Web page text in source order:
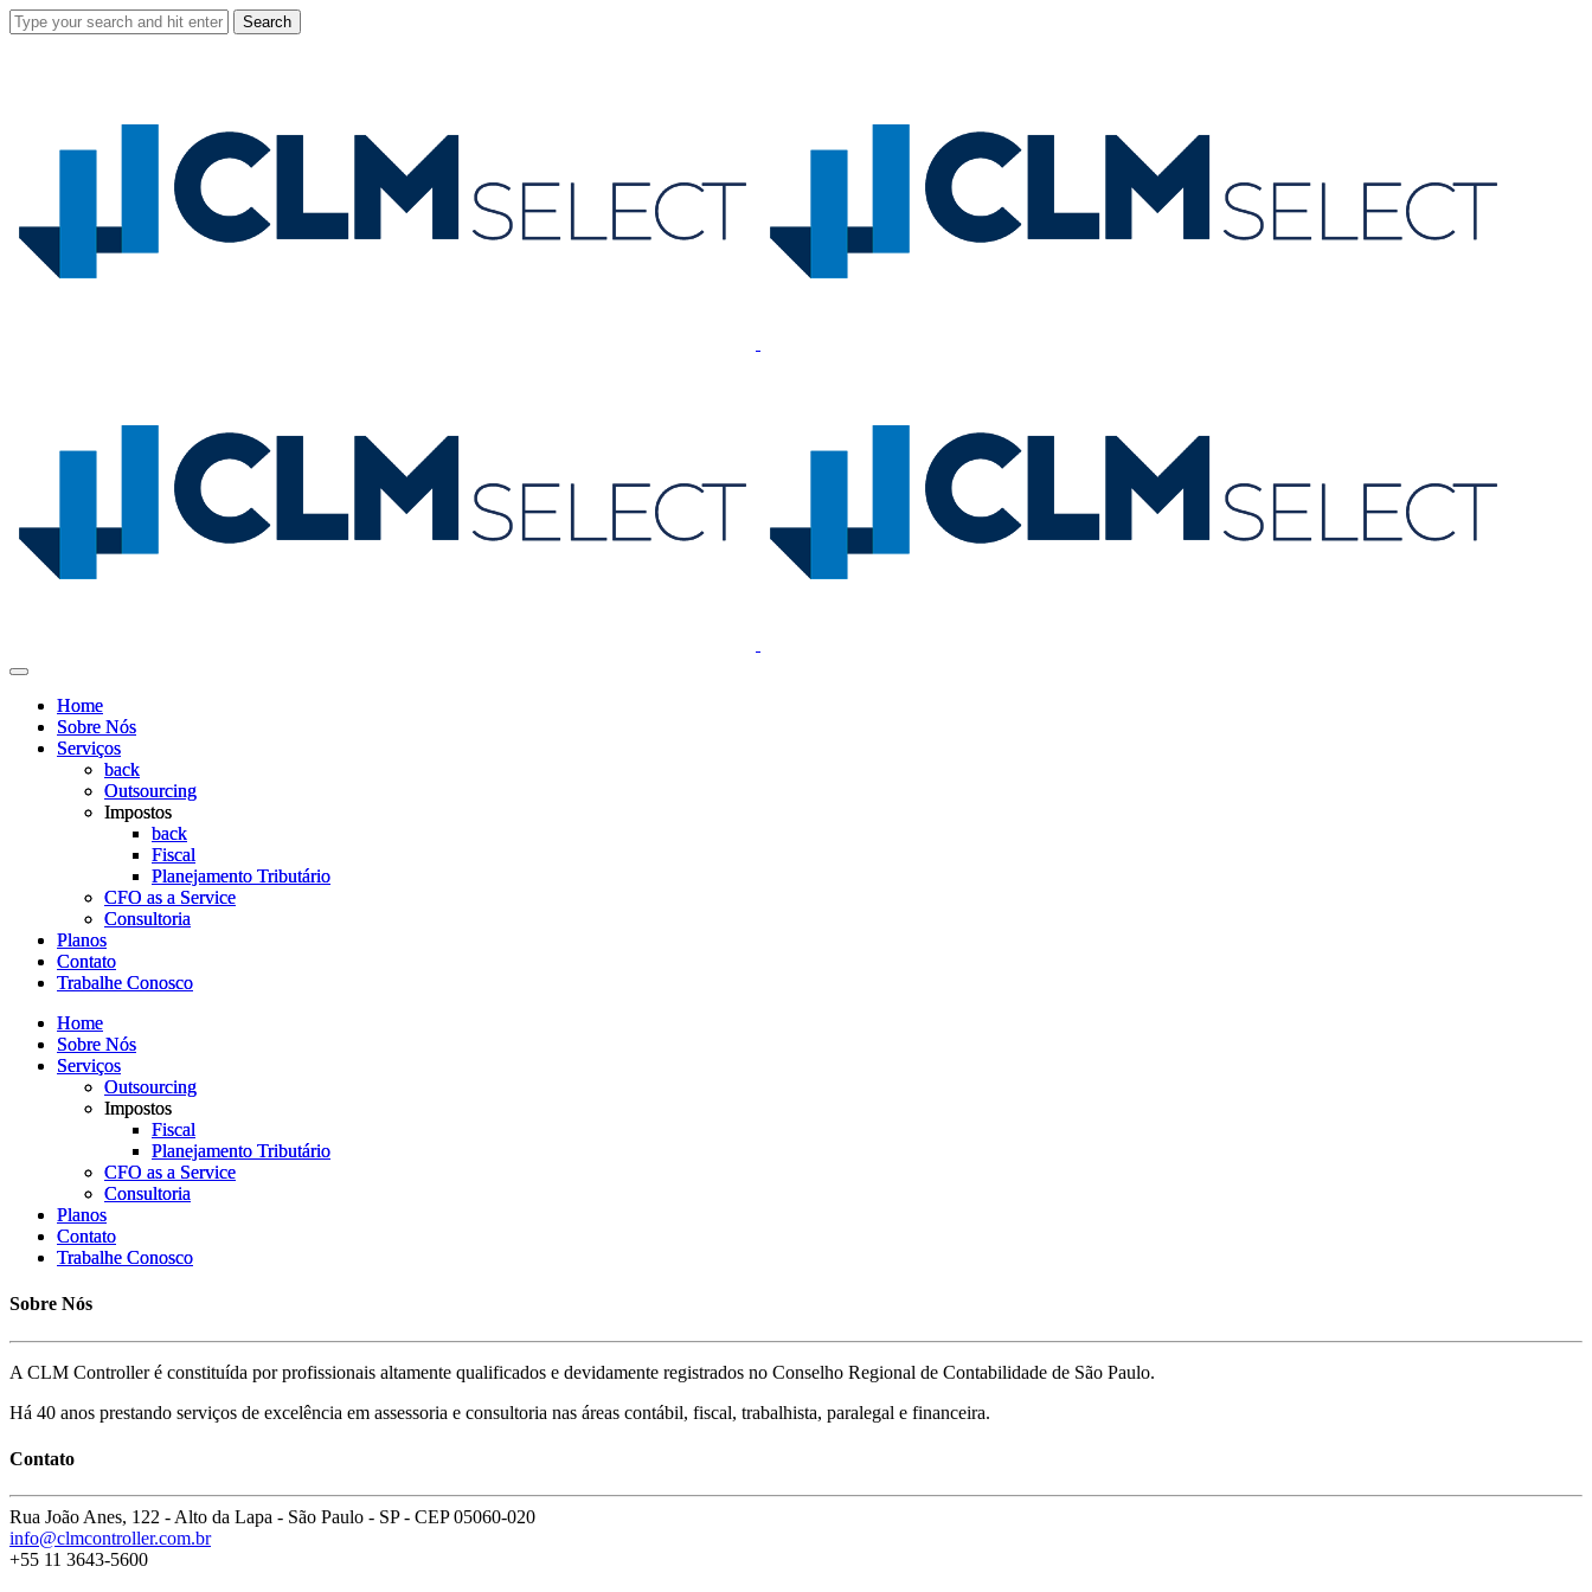
Home
Sobre Nós
Serviços
back
Outsourcing
Impostos
back
Fiscal
Planejamento Tributário
CFO as a Service
Consultoria
Planos
Contato
Trabalhe Conosco
Home
Sobre Nós
Serviços
Outsourcing
Impostos
Fiscal
Planejamento Tributário
CFO as a Service
Consultoria
Planos
Contato
Trabalhe Conosco
Home
Sobre Nós
Serviços
back
Outsourcing
Impostos
back
Fiscal
Planejamento Tributário
CFO as a Service
Consultoria
Planos
Contato
Trabalhe Conosco
Home
Sobre Nós
Serviços
Outsourcing
Impostos
Fiscal
Planejamento Tributário
CFO as a Service
Consultoria
Planos
Contato
Trabalhe Conosco
Sobre Nós
A CLM Controller é constituída por profissionais altamente qualificados e devidamente registrados no Conselho Regional de Contabilidade de São Paulo.
Há 40 anos prestando serviços de excelência em assessoria e consultoria nas áreas contábil, fiscal, trabalhista, paralegal e financeira.
Contato
Rua João Anes, 122 - Alto da Lapa - São Paulo - SP - CEP 05060-020
info@clmcontroller.com.br
+55 11 3643-5600